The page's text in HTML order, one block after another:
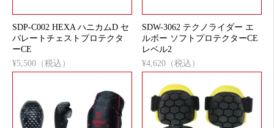
SDP-C002 HEXA ハニカムD セ
パレートチェストプロテクタ
ーCE
¥5,500（税込）
SDW-3062 テクノライダー エ
ルボー ソフトプロテクターCE
レベル2
¥4,620（税込）